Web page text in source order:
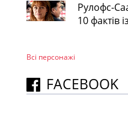
Рулофс-
10 фактів
Всі персонажi
FACEBOOK